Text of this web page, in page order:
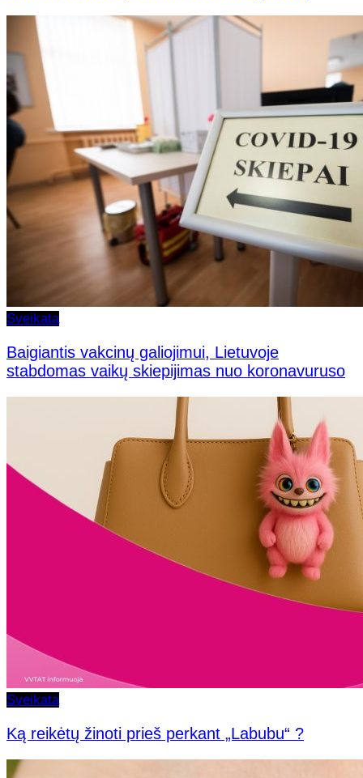
Sveikata
Baigiantis vakcinų galiojimui, Lietuvoje
stabdomas vaikų skiepijimas nuo koronavuruso
Sveikata
Ką reikėtų žinoti prieš perkant „Labubu“ ?